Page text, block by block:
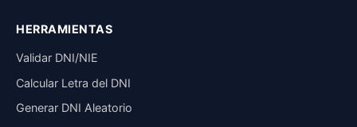
HERRAMIENTAS
Validar DNI/NIE
Calcular Letra del DNI
Generar DNI Aleatorio